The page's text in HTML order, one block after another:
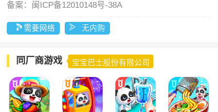
备案： 闽ICP备12010148号-38A
需要网络 无内购
同厂商游戏 宝宝巴士股份有限公司